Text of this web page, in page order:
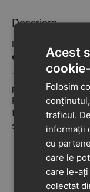
Descriere
La acest model,
o toleranta intre
Talpa acestor
piciorului, oferind
Fiecare pas
tendoanelor și
sănătoasă a
Branț "zero
degete și
Interval de
-10°C,
Acest
Folosim
traficul.
informații
cu
care le
care le-
colectat